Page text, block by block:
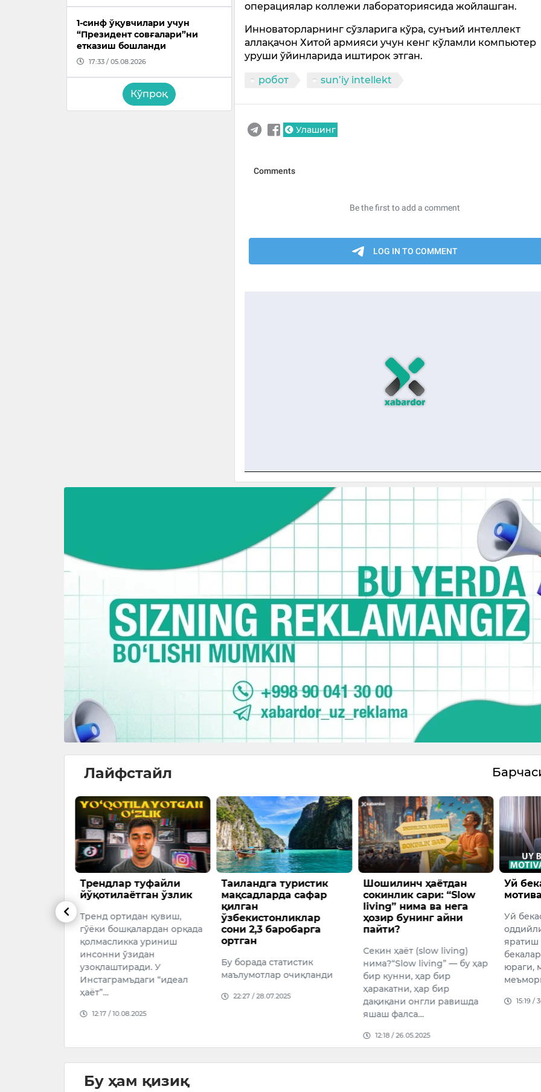
1-синф ўқувчилари учун
“Президент совғалари”ни
етказиш бошланди
17:33 / 05.08.2026
Кўпроқ
операциялар коллежи лабораториясида жойлашган.
Инноваторларнинг сўзларига кўра, сунъий интеллект
аллақачон Хитой армияси учун кенг кўламли компьютер
уруши ўйинларида иштирок этган.
робот sun’iy intellekt
Улашинг
Лайфстайл
Таиландга туристик
мақсадларда сафар
ўзбекистонликлар
сони 2,3 баробарга
ортган
Бу борада статистик
маълумотлар очиқланди
22:27 / 28.07.2025
Шошилинч ҳаётдан
сокинлик сари: “Slow
living” нима ва нега
ҳозир бунинг айни
пайти?
нима?“Slow living” — бу ҳар
бир кунни, ҳар бир
дақиқани онгли равишда
Уй бекалари учун
мотивацион тавсиялар
Уй бекаси бўлиш — бу
оддийликда мукаммаллик
бекалари — оиланинг
юраги, муҳитнинг
меъмори.
15:19 / 30.04.2025
ходими
онаси
Бу ҳам қизиқ